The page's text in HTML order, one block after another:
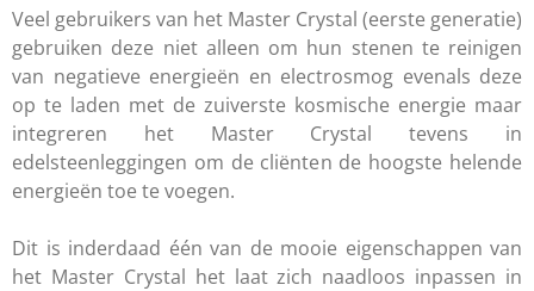
Veel gebruikers van het Master Crystal (eerste generatie)
gebruiken deze niet alleen om hun stenen te reinigen
van negatieve energieën en electrosmog evenals deze
op te laden met de zuiverste kosmische energie maar
integreren het Master Crystal tevens in
edelsteenleggingen om de cliënten de hoogste helende
energieën toe te voegen.
Dit is inderdaad één van de mooie eigenschappen van
het Master Crystal het laat zich naadloos inpassen in